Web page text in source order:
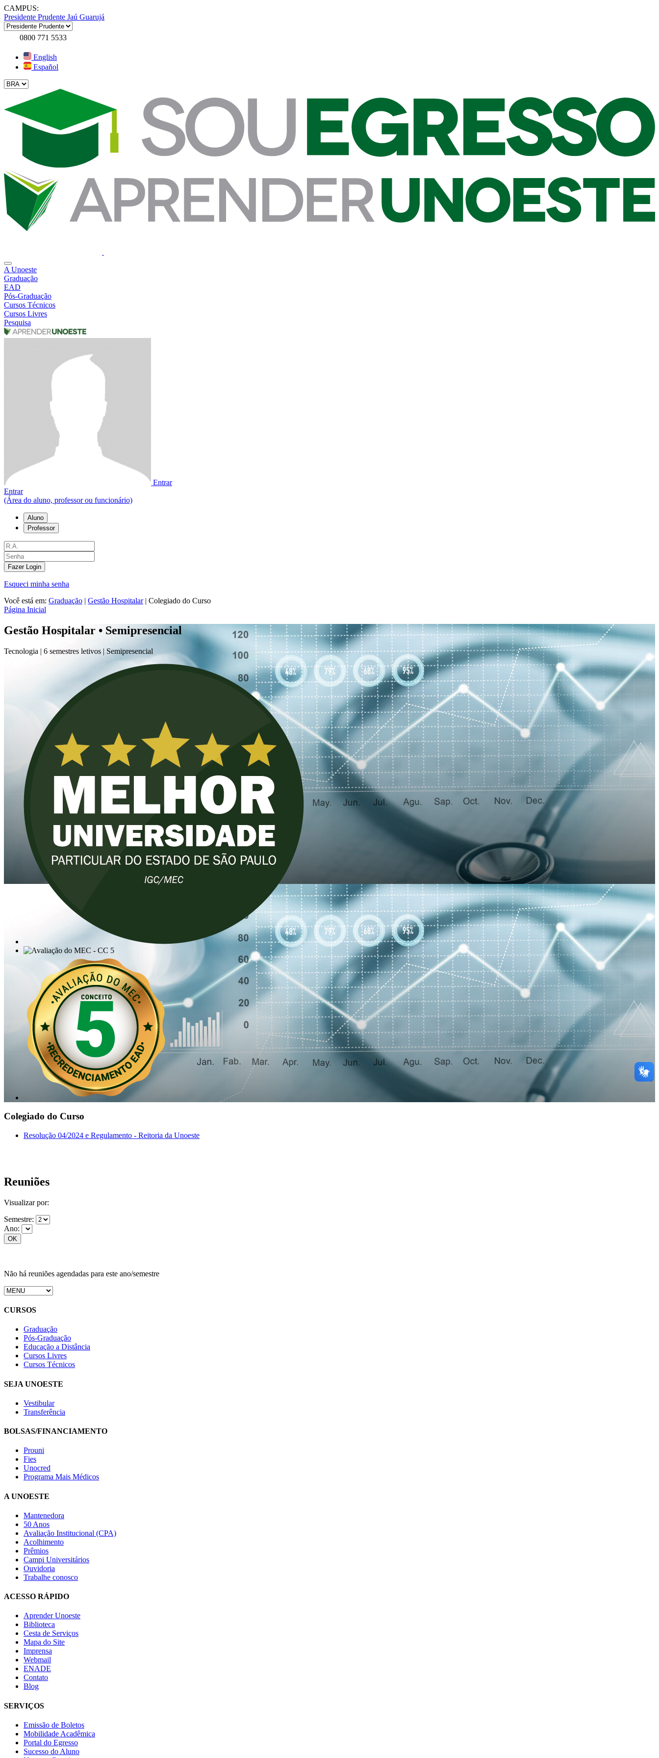
CAMPUS:
Presidente Prudente Jaú Guarujá
0800 771 5533
English
Español
A Unoeste
Graduação
EAD
Pós-Graduação
Cursos Técnicos
Cursos Livres
Pesquisa
Entrar
Entrar
(Área do aluno, professor ou funcionário)
Aluno
Professor
Fazer Login
Esqueci minha senha
Você está em: Graduação | Gestão Hospitalar | Colegiado do Curso
Página Inicial
Gestão Hospitalar • Semipresencial
Tecnologia | 6 semestres letivos | Semipresencial
Colegiado do Curso
Resolução 04/2024 e Regulamento - Reitoria da Unoeste
Reuniões
Visualizar por:
Semestre:
Ano:
Não há reuniões agendadas para este ano/semestre
CURSOS
Graduação
Pós-Graduação
Educação a Distância
Cursos Livres
Cursos Técnicos
SEJA UNOESTE
Vestibular
Transferência
BOLSAS/FINANCIAMENTO
Prouni
Fies
Unocred
Programa Mais Médicos
A UNOESTE
Mantenedora
50 Anos
Avaliação Institucional (CPA)
Acolhimento
Prêmios
Campi Universitários
Ouvidoria
Trabalhe conosco
ACESSO RÁPIDO
Aprender Unoeste
Biblioteca
Cesta de Serviços
Mapa do Site
Imprensa
Webmail
ENADE
Contato
Blog
SERVIÇOS
Emissão de Boletos
Mobilidade Acadêmica
Portal do Egresso
Sucesso do Aluno